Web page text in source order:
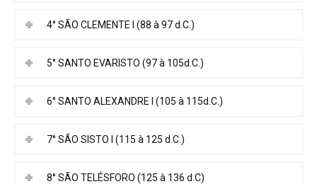
4° SÃO CLEMENTE I (88 à 97 d.C.)
5° SANTO EVARISTO (97 à 105d.C.)
6° SANTO ALEXANDRE I (105 à 115d.C.)
7° SÃO SISTO I (115 à 125 d.C.)
8° SÃO TELÉSFORO (125 à 136 d.C)